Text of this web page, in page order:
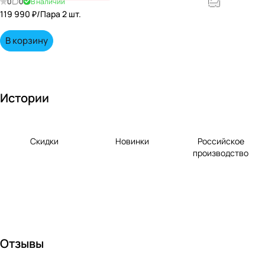
119 990 ₽/Пара 2 шт.
В корзину
Истории
Скидки Новинки
Российское
производство
Отзывы